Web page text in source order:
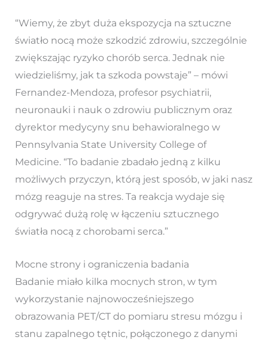
“Wiemy, że zbyt duża ekspozycja na sztuczne
światło nocą może szkodzić zdrowiu, szczególnie
zwiększając ryzyko chorób serca. Jednak nie
wiedzieliśmy, jak ta szkoda powstaje” – mówi
Fernandez-Mendoza, profesor psychiatrii,
neuronauki i nauk o zdrowiu publicznym oraz
dyrektor medycyny snu behawioralnego w
Pennsylvania State University College of
Medicine. “To badanie zbadało jedną z kilku
możliwych przyczyn, którą jest sposób, w jaki nasz
mózg reaguje na stres. Ta reakcja wydaje się
odgrywać dużą rolę w łączeniu sztucznego
światła nocą z chorobami serca.”
Mocne strony i ograniczenia badania
Badanie miało kilka mocnych stron, w tym
wykorzystanie najnowocześniejszego
obrazowania PET/CT do pomiaru stresu mózgu i
stanu zapalnego tętnic, połączonego z danymi